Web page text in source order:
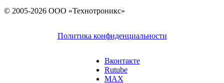
© 2005-2026 ООО «Технотроникс»
Политика конфиденциальности
Вконтакте
Rutube
MAX